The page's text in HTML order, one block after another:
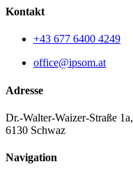
Kontakt
+43 677 6400 4249
office@ipsom.at
Adresse
Dr.-Walter-Waizer-Straße 1a,
6130 Schwaz
Navigation